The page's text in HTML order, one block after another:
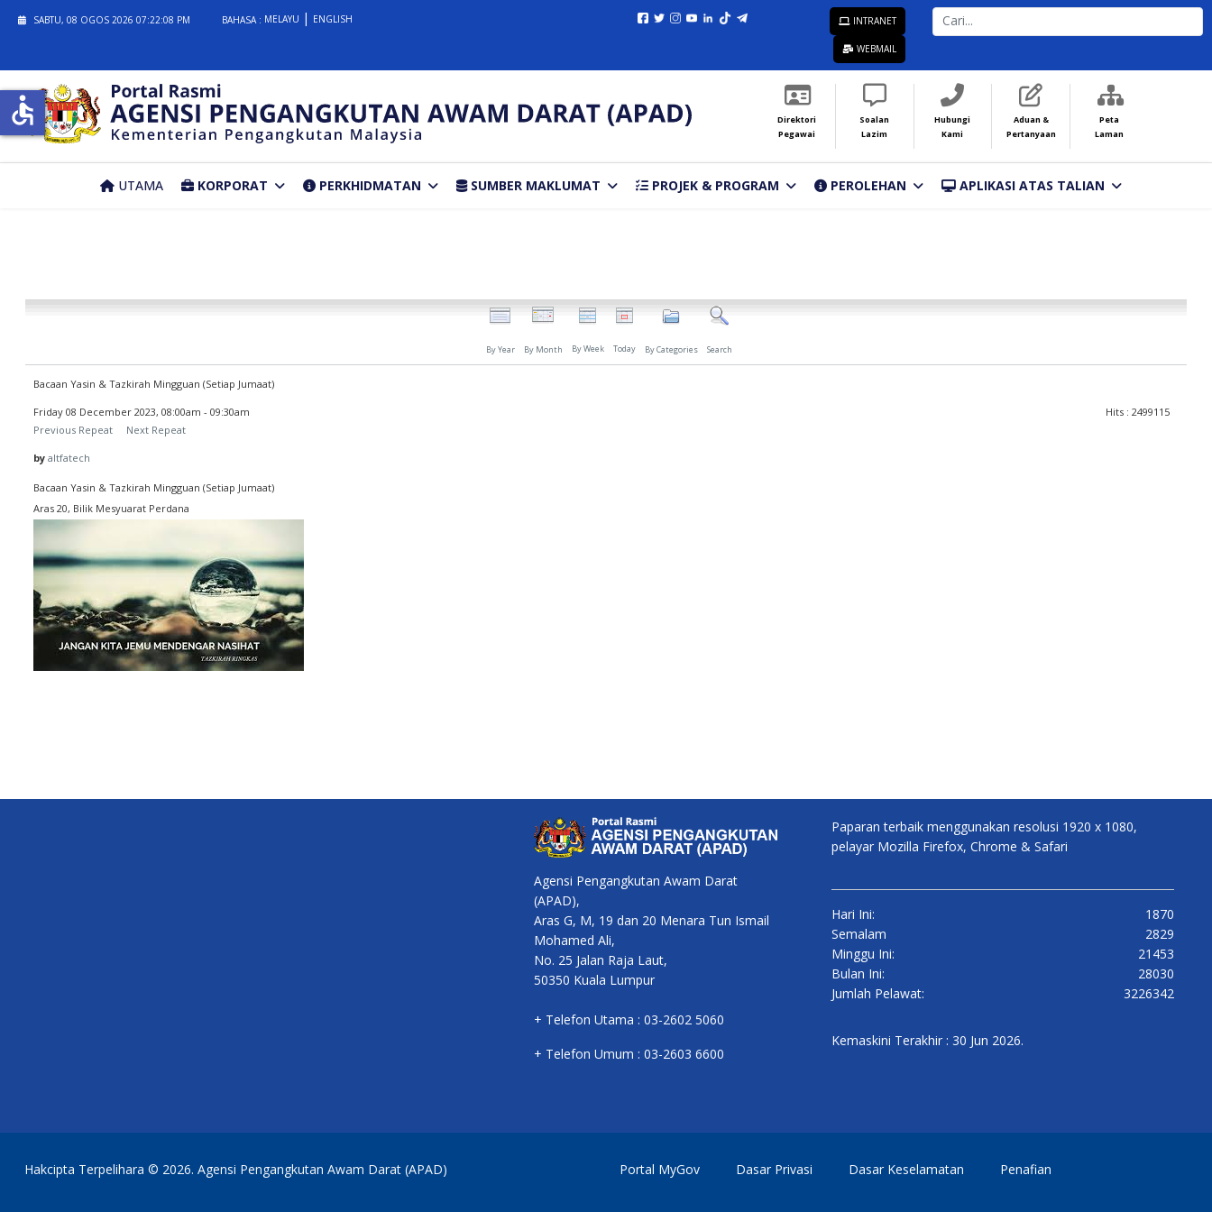
SABTU, 08 OGOS 2026 07:22:09 PM BAHASA : MELAYU ENGLISH INTRANET
WEBMAIL
CARI...
Direktori
Pegawai
Soalan
Lazim
Hubungi
Kami
Aduan &
Pertanyaan
Peta
Laman
UTAMA KORPORAT PERKHIDMATAN SUMBER MAKLUMAT PROJEK & PROGRAM PEROLEHAN APLIKASI ATAS TALIAN
By Year By Month By Week Today By Categories Search
Bacaan Yasin & Tazkirah Mingguan (Setiap Jumaat)
Friday 08 December 2023, 08:00am - 09:30am
Previous Repeat
Next Repeat
Hits : 2499115
by altfatech
Bacaan Yasin & Tazkirah Mingguan (Setiap Jumaat)
Aras 20, Bilik Mesyuarat Perdana
Agensi Pengangkutan Awam Darat
(APAD),
Aras G, M, 19 dan 20 Menara Tun Ismail
Mohamed Ali,
No. 25 Jalan Raja Laut,
50350 Kuala Lumpur
+ Telefon Utama : 03-2602 5060
+ Telefon Umum : 03-2603 6600
Paparan terbaik menggunakan resolusi 1920 x 1080,
pelayar Mozilla Firefox, Chrome & Safari
Hari Ini:
1870
Semalam
2829
Minggu Ini:
21453
Bulan Ini:
28030
Jumlah Pelawat:
3226342
Kemaskini Terakhir : 30 Jun 2026.
Hakcipta Terpelihara © 2026. Agensi Pengangkutan Awam Darat (APAD) Portal MyGov Dasar Privasi Dasar Keselamatan Penafian
accessible